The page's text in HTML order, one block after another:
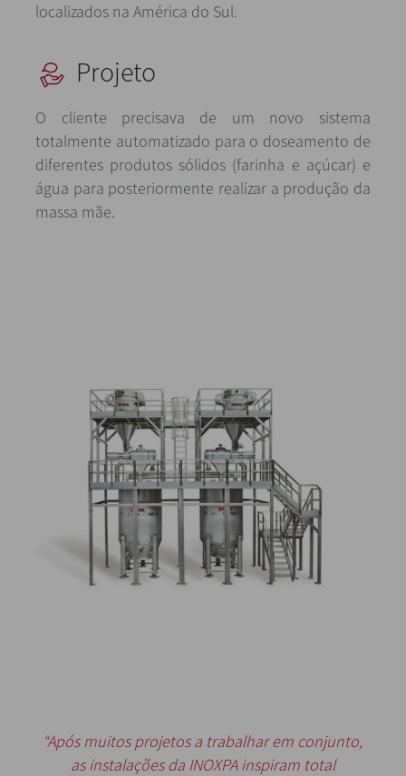
localizados na América do Sul.
Projeto
O cliente precisava de um novo sistema
totalmente automatizado para o doseamento de
diferentes produtos sólidos (farinha e açúcar) e
água para posteriormente realizar a produção da
massa mãe.
“Após muitos projetos a trabalhar em conjunto,
as instalações da INOXPA inspiram total